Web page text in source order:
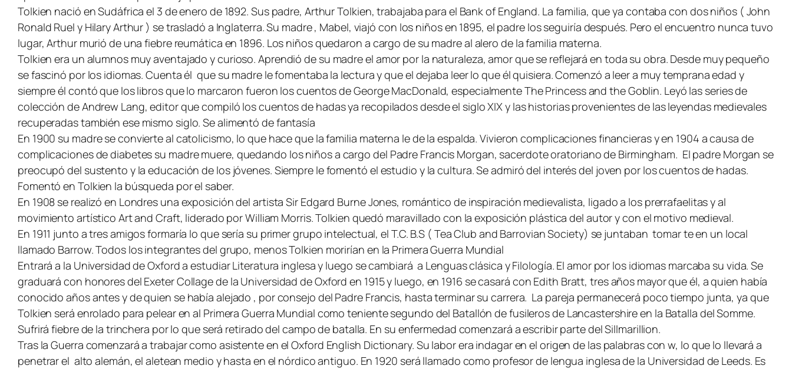
Tolkien nació en Sudáfrica el 3 de enero de 1892. Sus padre, Arthur Tolkien, trabajaba para el Bank of England. La familia, que ya contaba con dos niños ( John
Ronald Ruel y Hilary Arthur ) se trasladó a Inglaterra. Su madre , Mabel, viajó con los niños en 1895, el padre los seguiría después. Pero el encuentro nunca tuvo
lugar, Arthur murió de una fiebre reumática en 1896. Los niños quedaron a cargo de su madre al alero de la familia materna.
Tolkien era un alumnos muy aventajado y curioso. Aprendió de su madre el amor por la naturaleza, amor que se reflejará en toda su obra. Desde muy pequeño
se fascinó por los idiomas. Cuenta él que su madre le fomentaba la lectura y que el dejaba leer lo que él quisiera. Comenzó a leer a muy temprana edad y
siempre él contó que los libros que lo marcaron fueron los cuentos de George MacDonald, especialmente The Princess and the Goblin. Leyó las series de
colección de Andrew Lang, editor que compiló los cuentos de hadas ya recopilados desde el siglo XIX y las historias provenientes de las leyendas medievales
recuperadas también ese mismo siglo. Se alimentó de fantasía
En 1900 su madre se convierte al catolicismo, lo que hace que la familia materna le de la espalda. Vivieron complicaciones financieras y en 1904 a causa de
complicaciones de diabetes su madre muere, quedando los niños a cargo del Padre Francis Morgan, sacerdote oratoriano de Birmingham. El padre Morgan se
preocupó del sustento y la educación de los jóvenes. Siempre le fomentó el estudio y la cultura. Se admiró del interés del joven por los cuentos de hadas.
Fomentó en Tolkien la búsqueda por el saber.
En 1908 se realizó en Londres una exposición del artista Sir Edgard Burne Jones, romántico de inspiración medievalista, ligado a los prerrafaelitas y al
movimiento artístico Art and Craft, liderado por William Morris. Tolkien quedó maravillado con la exposición plástica del autor y con el motivo medieval.
En 1911 junto a tres amigos formaría lo que sería su primer grupo intelectual, el T.C. B.S ( Tea Club and Barrovian Society) se juntaban tomar te en un local
llamado Barrow. Todos los integrantes del grupo, menos Tolkien morirían en la Primera Guerra Mundial
Entrará a la Universidad de Oxford a estudiar Literatura inglesa y luego se cambiará a Lenguas clásica y Filología. El amor por los idiomas marcaba su vida. Se
graduará con honores del Exeter Collage de la Universidad de Oxford en 1915 y luego, en 1916 se casará con Edith Bratt, tres años mayor que él, a quien había
conocido años antes y de quien se había alejado , por consejo del Padre Francis, hasta terminar su carrera. La pareja permanecerá poco tiempo junta, ya que
Tolkien será enrolado para pelear en al Primera Guerra Mundial como teniente segundo del Batallón de fusileros de Lancastershire en la Batalla del Somme.
Sufrirá fiebre de la trinchera por lo que será retirado del campo de batalla. En su enfermedad comenzará a escribir parte del Sillmarillion.
Tras la Guerra comenzará a trabajar como asistente en el Oxford English Dictionary. Su labor era indagar en el origen de las palabras con w, lo que lo llevará a
penetrar el alto alemán, el aletean medio y hasta en el nórdico antiguo. En 1920 será llamado como profesor de lengua inglesa de la Universidad de Leeds. Es